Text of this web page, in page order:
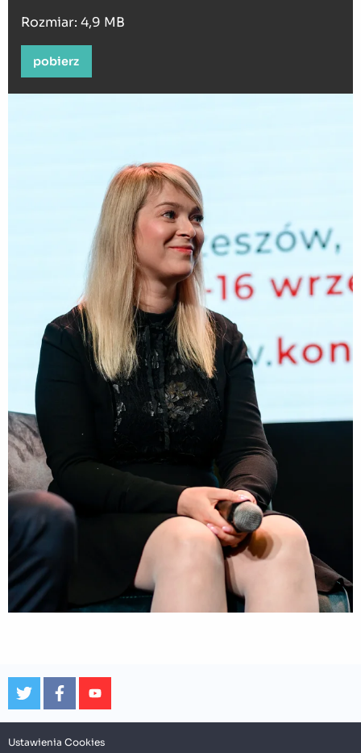
Rozmiar: 4,9 MB
pobierz
Ustawienia Cookies